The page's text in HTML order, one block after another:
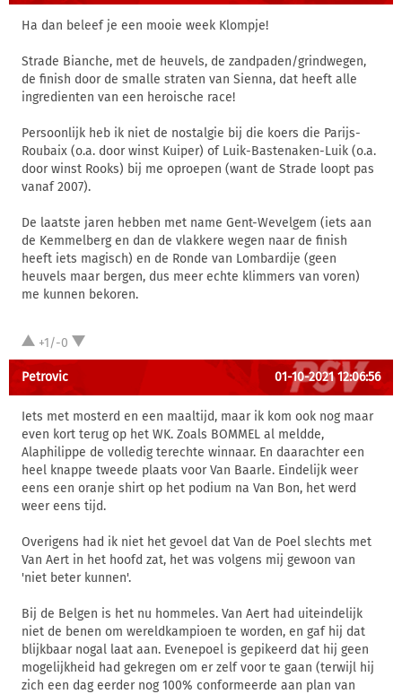
Ha dan beleef je een mooie week Klompje!
Strade Bianche, met de heuvels, de zandpaden/grindwegen,
de finish door de smalle straten van Sienna, dat heeft alle
ingredienten van een heroische race!
Persoonlijk heb ik niet de nostalgie bij die koers die Parijs-
Roubaix (o.a. door winst Kuiper) of Luik-Bastenaken-Luik (o.a.
door winst Rooks) bij me oproepen (want de Strade loopt pas
vanaf 2007).
De laatste jaren hebben met name Gent-Wevelgem (iets aan
de Kemmelberg en dan de vlakkere wegen naar de finish
heeft iets magisch) en de Ronde van Lombardije (geen
heuvels maar bergen, dus meer echte klimmers van voren)
me kunnen bekoren.
+1/-0
Petrovic 01-10-2021 12:06:56
Iets met mosterd en een maaltijd, maar ik kom ook nog maar
even kort terug op het WK. Zoals BOMMEL al meldde,
Alaphilippe de volledig terechte winnaar. En daarachter een
heel knappe tweede plaats voor Van Baarle. Eindelijk weer
eens een oranje shirt op het podium na Van Bon, het werd
weer eens tijd.
Overigens had ik niet het gevoel dat Van de Poel slechts met
Van Aert in het hoofd zat, het was volgens mij gewoon van
'niet beter kunnen'.
Bij de Belgen is het nu hommeles. Van Aert had uiteindelijk
niet de benen om wereldkampioen te worden, en gaf hij dat
blijkbaar nogal laat aan. Evenepoel is gepikeerd dat hij geen
mogelijkheid had gekregen om er zelf voor te gaan (terwijl hij
zich een dag eerder nog 100% conformeerde aan plan van